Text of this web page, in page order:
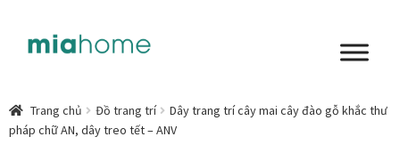
đến
đến
Art in living
Trang chủ Đồ trang trí
Dây trang trí cây mai cây đào gỗ khắc thư
pháp chữ AN, dây treo tết – ANV